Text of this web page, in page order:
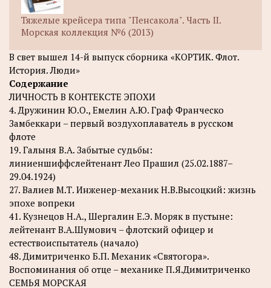
Тяжелые крейсера типа "Пенсакола". Часть II.
Морская коллекция №6 (2013)
В свет вышел 14-й выпуск сборника «КОРТИК. Флот.
История. Люди»
Содержание
ЛИЧНОСТЬ В КОНТЕКСТЕ ЭПОХИ
4. Дружинин Ю.О., Емелин А.Ю. Граф Франческо
Замбеккари – первый воздухоплаватель в русском
флоте
19. Галыня В.А. Забытые судьбы:
линиеншиффслейтенант Лео Прашил (25.02.1887–
29.04.1924)
27. Валиев М.Т. Инженер-механик Н.В.Высоцкий: жизнь
эпохе вопреки
41. Кузнецов Н.А., Шергалин Е.Э. Моряк в пустыне:
лейтенант В.А.Шумович – флотский офицер и
естествоиспытатель (начало)
48. Димитриченко Б.П. Механик «Святогора».
Воспоминания об отце – механике П.Я.Димитриченко
СЕМЬЯ МОРСКАЯ